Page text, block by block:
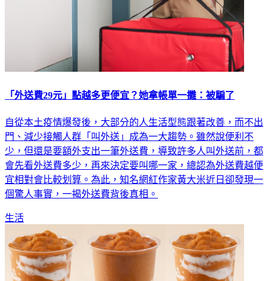
「外送費29元」點越多更便宜？她拿帳單一攤：被騙了
自從本土疫情爆發後，大部分的人生活型態跟著改善，而不出
門、減少接觸人群「叫外送」成為一大趨勢。雖然說便利不
少，但還是要額外支出一筆外送費，導致許多人叫外送前，都
會先看外送費多少，再來決定要叫哪一家，總認為外送費越便
宜相對會比較划算。為此，知名網紅作家黃大米近日卻發現一
個驚人事實，一揭外送費背後真相。
生活